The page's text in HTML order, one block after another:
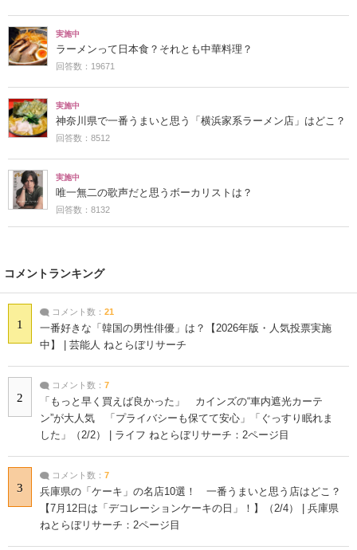
実施中
ラーメンって日本食？それとも中華料理？
回答数：19671
実施中
神奈川県で一番うまいと思う「横浜家系ラーメン店」はどこ？
回答数：8512
実施中
唯一無二の歌声だと思うボーカリストは？
回答数：8132
コメントランキング
1
コメント数： 21
一番好きな「韓国の男性俳優」は？【2026年版・人気投票実施
中】 | 芸能人 ねとらぼリサーチ
2
コメント数： 7
「もっと早く買えば良かった」 カインズの“車内遮光カーテ
ン”が大人気 「プライバシーも保てて安心」「ぐっすり眠れま
した」（2/2） | ライフ ねとらぼリサーチ：2ページ目
3
コメント数： 7
兵庫県の「ケーキ」の名店10選！ 一番うまいと思う店はどこ？
【7月12日は「デコレーションケーキの日」！】（2/4） | 兵庫県
ねとらぼリサーチ：2ページ目